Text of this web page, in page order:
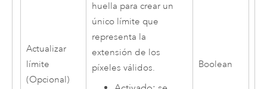
Actualizar
límite
(Opcional)
huella para crear un
único límite que
representa la
extensión de los
píxeles válidos.
Boolean